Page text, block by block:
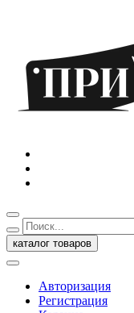
каталог товаров
Авторизация
Регистрация